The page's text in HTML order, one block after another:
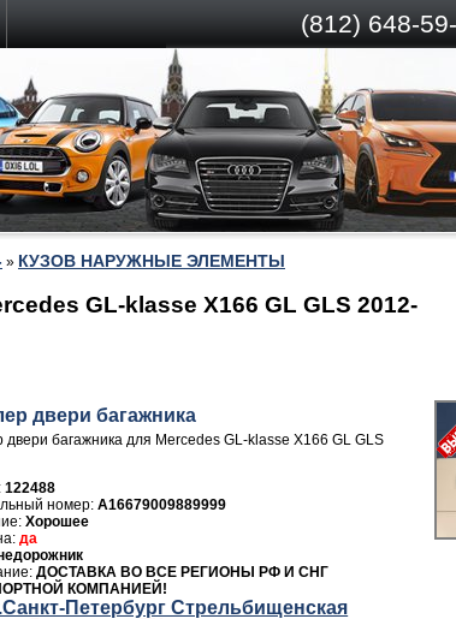
(812) 648-
» КУЗОВ НАРУЖНЫЕ ЭЛЕМЕНТЫ
GL-klasse X166 GL GLS 2012-
двери багажника
багажника для Mercedes GL-klasse X166 GL GLS
122488
A16679009889999
Хорошее
да
ДОСТАВКА ВО ВСЕ РЕГИОНЫ РФ И СНГ
КОМПАНИЕЙ!
Петербург Стрельбищенская